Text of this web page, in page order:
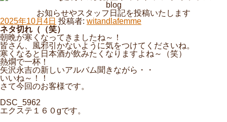
blog
お知らせやスタッフ日記を投稿いたします
投
稿
日:
2025年10月4日 投稿者: witandlafemme
ネタ切れ（（笑）
朝晩が寒くなってきましたね～！
皆さん、風邪引かないように気をつけてくださいね。
寒くなると日本酒が飲みたくなりますよね～（笑）
熱燗で一杯！
矢沢永吉の新しいアルバム聞きながら・・
いいね～！！
さて今回のお客様です。
DSC_5962
エクステ１６０gです。